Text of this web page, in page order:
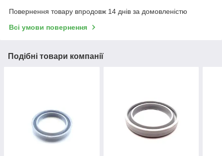
Повернення товару впродовж 14 днів за домовленістю
Всі умови повернення
Подібні товари компанії